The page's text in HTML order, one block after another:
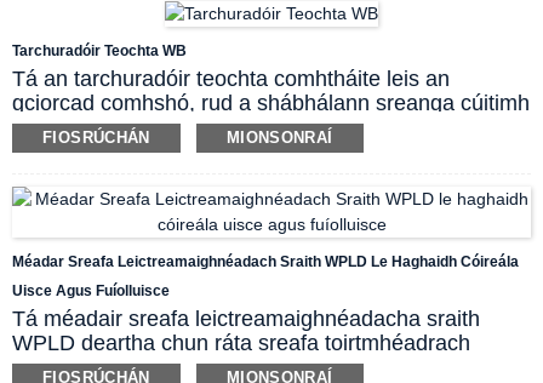
chuas brú ann. Tá an tarchuradóir brú seo oiriúnach
le haghaidh tomhas agus rialú brú i réimse
timpeallachtaí atá furasta a bhlocáil, sláinteachais,
éasca le glanadh nó aiseipteacha. Tá minicíocht
oibre ard ag an táirge seo agus tá sé oiriúnach le
haghaidh tomhas dinimiciúil.
Tarchuradóir Teochta WB
Tá an tarchuradóir teochta comhtháite leis an
gciorcad comhshó, rud a shábhálann sreanga cúitimh
costasacha ní hamháin, ach a laghdaíonn caillteanas
tarchuir comhartha freisin, agus a fheabhsaíonn an
fad-achair.
Feidhm cheartúcháin líneach, tá cúiteamh teochta
fuar-deireadh ag an tarchuradóir teochta
teirmeachúpla.
FIOSRÚCHÁN MIONSONRAÍ
Méadar Sreafa Leictreamaighnéadach Sraith WPLD Le Haghaidh Cóireála
Uisce Agus Fuíolluisce
Tá méadair sreafa leictreamaighnéadacha sraith
WPLD deartha chun ráta sreafa toirtmhéadrach
beagnach aon leachtanna seoltaí leictreacha a
FIOSRÚCHÁN MIONSONRAÍ